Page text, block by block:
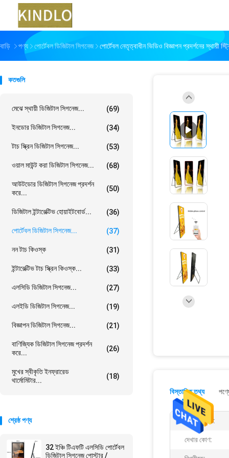
বাড়ি পণ্য পোর্টেবল ডিজিটাল সিগনেজ পোর্টেবল নেতৃত্বাধীন ভিডিও বিজ্ঞাপন প্রদর্শনের
কতগুলি
মেঝে স্থায়ী ডিজিটাল সিগনেজ... (69)
ইনডোর ডিজিটাল সিগনেজ... (34)
টাচ স্ক্রিন ডিজিটাল সিগনেজ... (53)
ওয়াল মাউন্ট করা ডিজিটাল সিগনেজ... (68)
আউটডোর ডিজিটাল সিগনেজ প্রদর্শন
করে...
(50)
ডিজিটাল ইন্টারেক্টিভ হোয়াইটবোর্ড... (36)
পোর্টেবল ডিজিটাল সিগনেজ... (37)
নন টাচ কিওস্ক (31)
ইন্টারেক্টিভ টাচ স্ক্রিন কিওস্ক... (33)
এলসিডি ডিজিটাল সিগনেজ... (27)
এলইডি ডিজিটাল সিগনেজ... (19)
বিজ্ঞাপন ডিজিটাল সিগনেজ... (21)
বাণিজ্যিক ডিজিটাল সিগনেজ প্রদর্শন
করে...
(26)
মুখের স্বীকৃতি ইনফ্রারেড
থার্মোমিটার...
(18)
শ্রেষ্ঠ পণ্য
32 ইঞ্চি টিএফটি এলসিডি পোর্টেবল
ডিজিটাল সিগনেজ পোস্টার /
বিস্তারিত তথ্য
স্ক্রিন প্রকার:
দেখার কোণ: